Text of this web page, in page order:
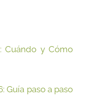
Cuándo y Cómo
Guía paso a paso